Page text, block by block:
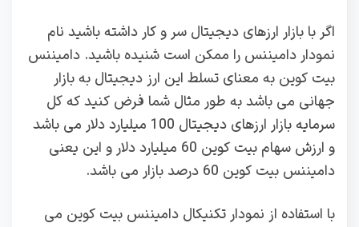
اگر با بازار ارزهای دیجیتال سر و کار داشته باشید نام
نمودار دامیننس را ممکن است شنیده باشید. دامیننس
بیت کوین به معنای تسلط این ارز دیجیتال به بازار
جهانی می باشد به طور مثال شما فرض کنید که کل
سرمایه بازار ارزهای دیجیتال 100 میلیارد دلار می باشد
و ارزش سهام بیت کوین 60 میلیارد دلار و این یعنی
دامیننس بیت کوین 60 درصد بازار می باشد.
با استفاده از نمودار تکنیکال دامیننس بیت کوین می